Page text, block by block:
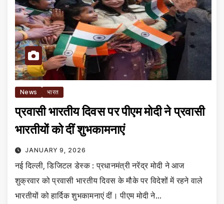
News भारत
प्रवासी भारतीय दिवस पर पीएम मोदी ने प्रवासी
भारतीयों को दीं शुभकामनाएं
JANUARY 9, 2026
नई दिल्ली, डिजिटल डेस्क : प्रधानमंत्री नरेंद्र मोदी ने आज
शुक्रवार को प्रवासी भारतीय दिवस के मौके पर विदेशों में रहने वाले
भारतीयों को हार्दिक शुभकामनाएं दीं। पीएम मोदी ने…